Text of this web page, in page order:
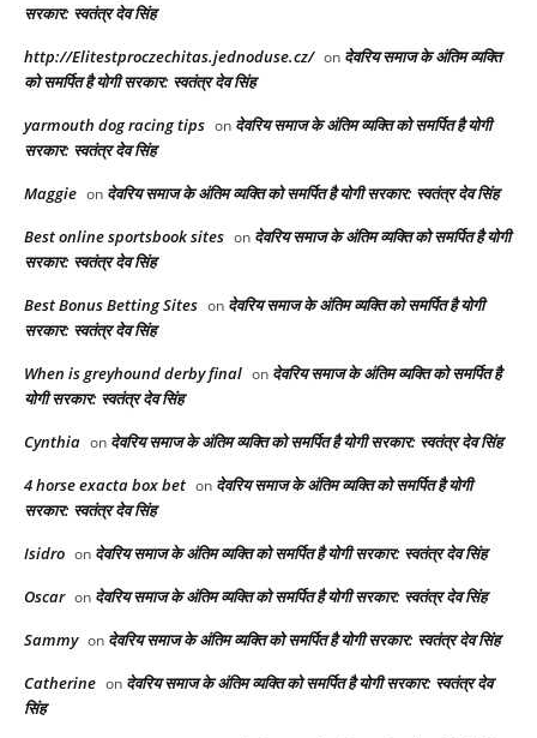
सरकार: स्वतंत्र देव सिंह
http://Elitestproczechitas.jednoduse.cz/ on देवरिय समाज के अंतिम व्यक्ति
को समर्पित है योगी सरकार: स्वतंत्र देव सिंह
yarmouth dog racing tips​ on देवरिय समाज के अंतिम व्यक्ति को समर्पित है योगी
सरकार: स्वतंत्र देव सिंह
Maggie on देवरिय समाज के अंतिम व्यक्ति को समर्पित है योगी सरकार: स्वतंत्र देव सिंह
Best online sportsbook sites on देवरिय समाज के अंतिम व्यक्ति को समर्पित है योगी
सरकार: स्वतंत्र देव सिंह
Best Bonus Betting Sites on देवरिय समाज के अंतिम व्यक्ति को समर्पित है योगी
सरकार: स्वतंत्र देव सिंह
When is greyhound derby final​ on देवरिय समाज के अंतिम व्यक्ति को समर्पित है
योगी सरकार: स्वतंत्र देव सिंह
Cynthia on देवरिय समाज के अंतिम व्यक्ति को समर्पित है योगी सरकार: स्वतंत्र देव सिंह
4 horse exacta box bet​ on देवरिय समाज के अंतिम व्यक्ति को समर्पित है योगी
सरकार: स्वतंत्र देव सिंह
Isidro on देवरिय समाज के अंतिम व्यक्ति को समर्पित है योगी सरकार: स्वतंत्र देव सिंह
Oscar on देवरिय समाज के अंतिम व्यक्ति को समर्पित है योगी सरकार: स्वतंत्र देव सिंह
Sammy on देवरिय समाज के अंतिम व्यक्ति को समर्पित है योगी सरकार: स्वतंत्र देव सिंह
Catherine on देवरिय समाज के अंतिम व्यक्ति को समर्पित है योगी सरकार: स्वतंत्र देव
सिंह